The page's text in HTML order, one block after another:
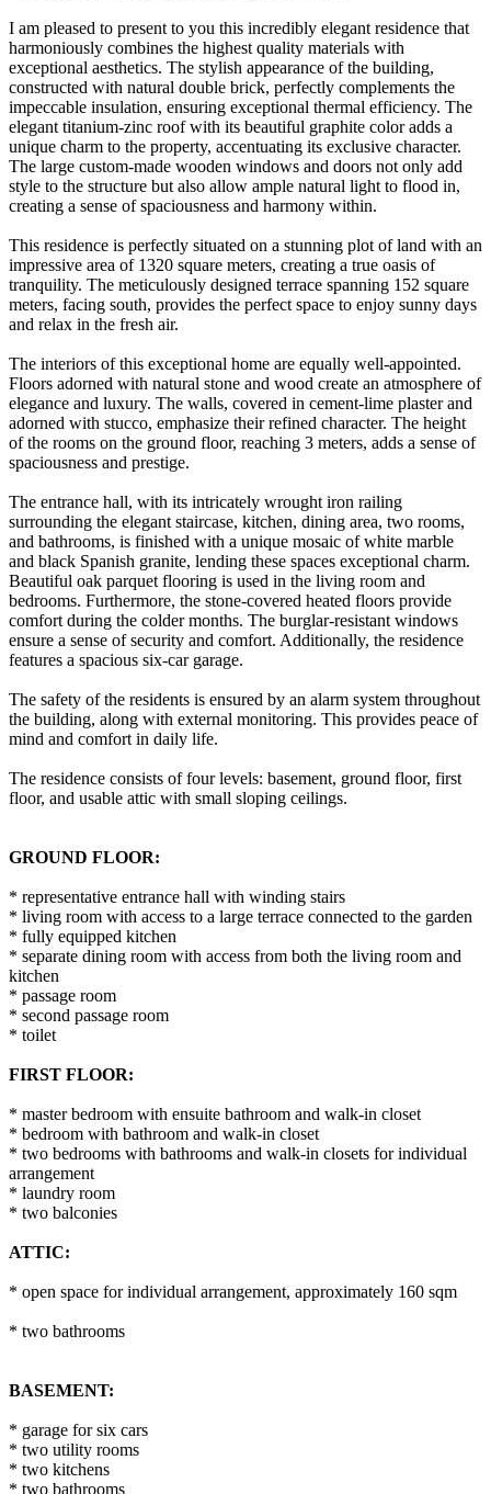
I am pleased to present to you this incredibly elegant residence that
harmoniously combines the highest quality materials with
exceptional aesthetics. The stylish appearance of the building,
constructed with natural double brick, perfectly complements the
impeccable insulation, ensuring exceptional thermal efficiency. The
elegant titanium-zinc roof with its beautiful graphite color adds a
unique charm to the property, accentuating its exclusive character.
The large custom-made wooden windows and doors not only add
style to the structure but also allow ample natural light to flood in,
creating a sense of spaciousness and harmony within.
This residence is perfectly situated on a stunning plot of land with an
impressive area of 1320 square meters, creating a true oasis of
tranquility. The meticulously designed terrace spanning 152 square
meters, facing south, provides the perfect space to enjoy sunny days
and relax in the fresh air.
The interiors of this exceptional home are equally well-appointed.
Floors adorned with natural stone and wood create an atmosphere of
elegance and luxury. The walls, covered in cement-lime plaster and
adorned with stucco, emphasize their refined character. The height
of the rooms on the ground floor, reaching 3 meters, adds a sense of
spaciousness and prestige.
The entrance hall, with its intricately wrought iron railing
surrounding the elegant staircase, kitchen, dining area, two rooms,
and bathrooms, is finished with a unique mosaic of white marble
and black Spanish granite, lending these spaces exceptional charm.
Beautiful oak parquet flooring is used in the living room and
bedrooms. Furthermore, the stone-covered heated floors provide
comfort during the colder months. The burglar-resistant windows
ensure a sense of security and comfort. Additionally, the residence
features a spacious six-car garage.
The safety of the residents is ensured by an alarm system throughout
the building, along with external monitoring. This provides peace of
mind and comfort in daily life.
The residence consists of four levels: basement, ground floor, first
floor, and usable attic with small sloping ceilings.
GROUND FLOOR:
* representative entrance hall with winding stairs
* living room with access to a large terrace connected to the garden
* fully equipped kitchen
* separate dining room with access from both the living room and
kitchen
* passage room
* second passage room
* toilet
FIRST FLOOR:
* master bedroom with ensuite bathroom and walk-in closet
* bedroom with bathroom and walk-in closet
* two bedrooms with bathrooms and walk-in closets for individual
arrangement
* laundry room
* two balconies
ATTIC:
* open space for individual arrangement, approximately 160 sqm
* two bathrooms
BASEMENT:
* garage for six cars
* two utility rooms
* two kitchens
* two bathrooms